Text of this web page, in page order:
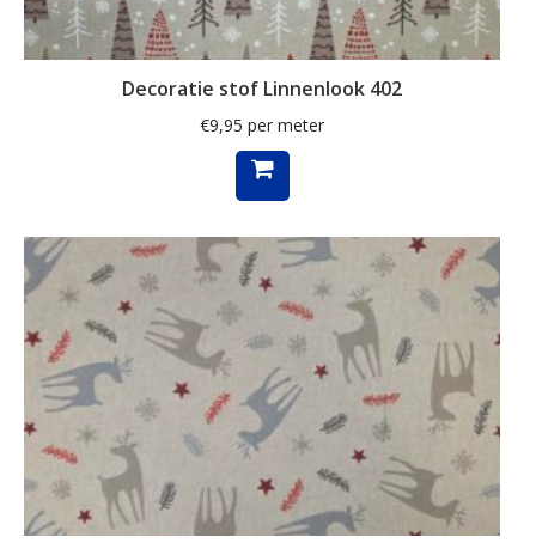
klaprozen
klaver
koeien
koffie
konijn
kraanvogel
krant
kruiden
kunst
Decoratie stof Linnenlook 402
€9,95 per meter